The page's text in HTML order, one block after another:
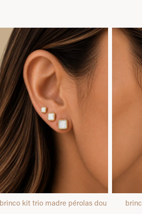
kit trio madre pérolas dourado